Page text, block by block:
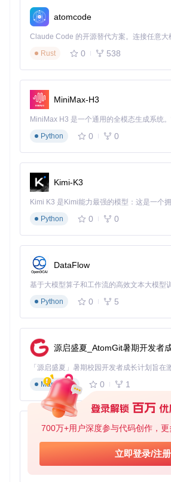
700万+用户深度参与代码创作，
立即登录/注册
atomcode
Rust
0 538
MiniMax-H3
Python
0 0
Kimi-K3
Python
0 0
DataFlow
基于大模型算子和工作流的高效文本大模型
Python
0 5
源启盛夏_AtomGit暑期开发者
Markdown
0 1
py-xiaozhi
Python
0 1